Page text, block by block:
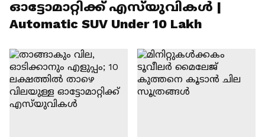
ഓട്ടോമാറ്റിക്ക് എസ്‍യുവികൾ |
Automatic SUV Under 10 Lakh